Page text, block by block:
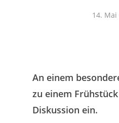
14. Mai
An einem
zu einem
Diskussion ein.